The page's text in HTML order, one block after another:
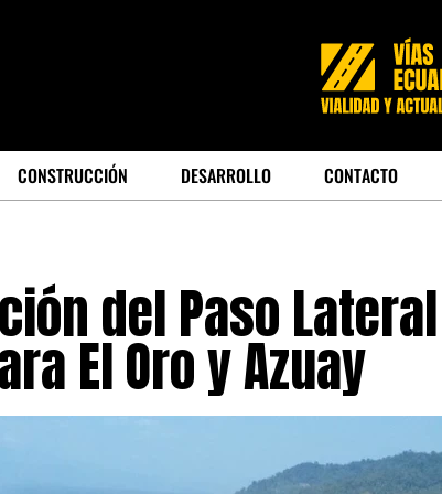
CONSTRUCCIÓN DESARROLLO CONTACTO
del Paso
El Oro y Azuay